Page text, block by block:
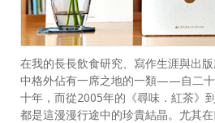
在我的長長飲食研究、寫作生涯與出
中格外佔有一席之地的一類——自二
十年，而從2005年的《尋味．紅茶》
都是這漫漫行途中的珍貴結晶。尤其